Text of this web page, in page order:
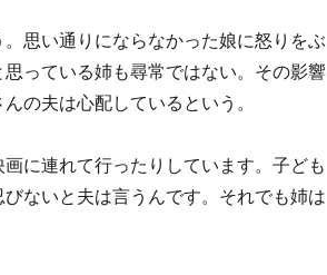
思い通りにならなかった娘に怒りをぶ
っている姉も尋常ではない。その影響
の夫は心配しているという。
に連れて行ったりしています。子ども
ないと夫は言うんです。それでも姉は